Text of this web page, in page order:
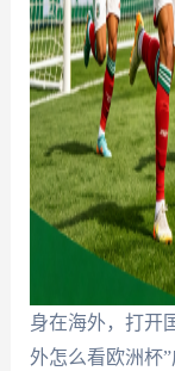
身在海外，打开
外怎么看欧洲杯